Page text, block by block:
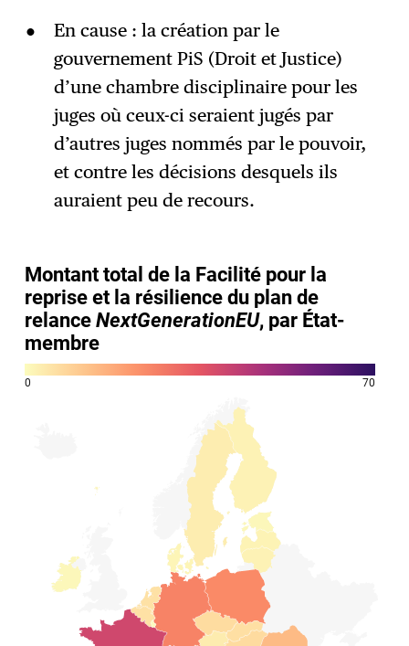
En cause : la création par le
gouvernement PiS (Droit et Justice)
d’une chambre disciplinaire pour les
juges où ceux-ci seraient jugés par
d’autres juges nommés par le pouvoir,
et contre les décisions desquels ils
auraient peu de recours.